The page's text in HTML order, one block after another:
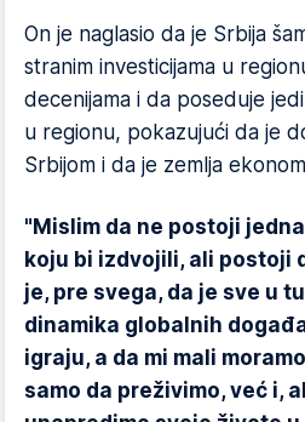
On je naglasio da je Srbija
stranim investicijama u
decenijama i da poseduje
u regionu, pokazujući da je
Srbijom i da je zemlja
"Mislim da ne postoji
koju bi izdvojili, ali postoji
je, pre svega, da je sve u
dinamika globalnih
igraju, a da mi mali
samo da preživimo, već i,